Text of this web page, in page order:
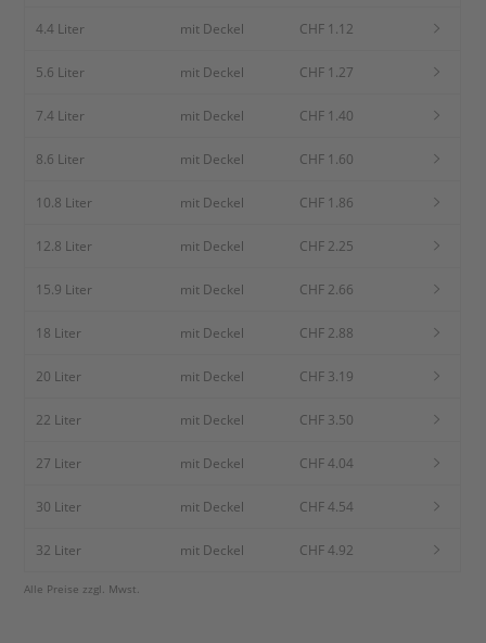
4.4 Liter mit Deckel CHF 1.12
5.6 Liter mit Deckel CHF 1.27
7.4 Liter mit Deckel CHF 1.40
8.6 Liter mit Deckel CHF 1.60
10.8 Liter mit Deckel CHF 1.86
12.8 Liter mit Deckel CHF 2.25
15.9 Liter mit Deckel CHF 2.66
18 Liter mit Deckel CHF 2.88
20 Liter mit Deckel CHF 3.19
22 Liter mit Deckel CHF 3.50
27 Liter mit Deckel CHF 4.04
30 Liter mit Deckel CHF 4.54
32 Liter mit Deckel CHF 4.92
Alle Preise zzgl. Mwst.